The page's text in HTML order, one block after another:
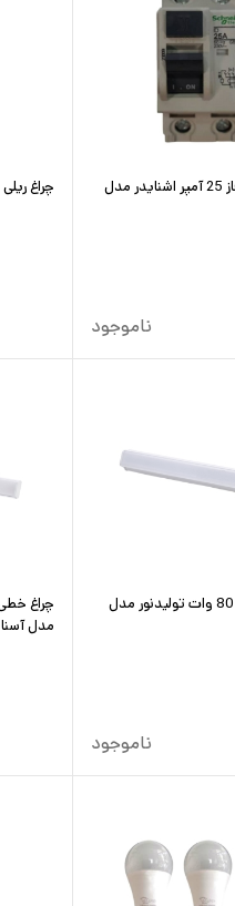
محافظ جان دوفاز 25 آمپر اشنایدر مدل
ناموجود
چراغ ریلی 50 وات مدل NSR
چراغ خطی روکار 80 وات تولیدنور مدل
ناموجود
مدل آسنا